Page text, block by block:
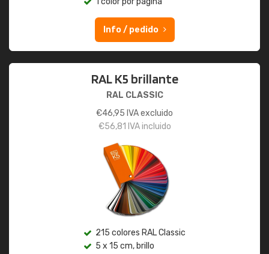
Info / pedido
RAL K5 brillante
RAL CLASSIC
€46,95 IVA excluido
€56,81 IVA incluido
215 colores RAL Classic
5 x 15 cm, brillo